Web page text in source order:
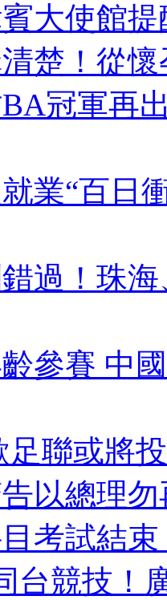
大使館
楚！從
冠軍再
業“百日
過！珠
參賽 中
足聯或將
以總理
考試結
台競技！